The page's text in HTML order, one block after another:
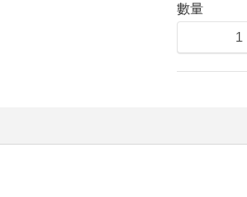
數量